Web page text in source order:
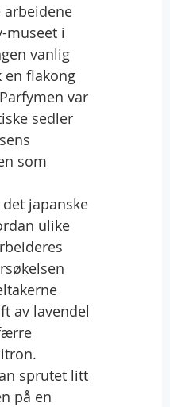
arbeidene
museet i
vanlig
en flakong
var
sedler
som
japanske
ulike
av lavendel
sprutet litt
på en